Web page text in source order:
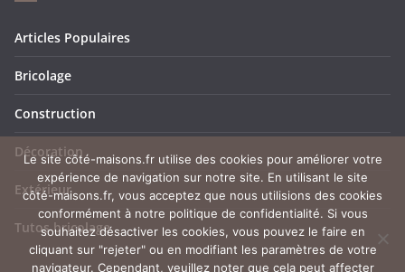
Articles Populaires
Bricolage
Construction
Décoration
Extérieur
Tutos bricolage
Le site côté-maisons.fr utilise des cookies pour améliorer votre
expérience de navigation sur notre site. En utilisant le site
côté-maisons.fr, vous acceptez que nous utilisions des cookies
conformément à notre politique de confidentialité. Si vous
souhaitez désactiver les cookies, vous pouvez le faire en
cliquant sur "rejeter" ou en modifiant les paramètres de votre
navigateur. Cependant, veuillez noter que cela peut affecter